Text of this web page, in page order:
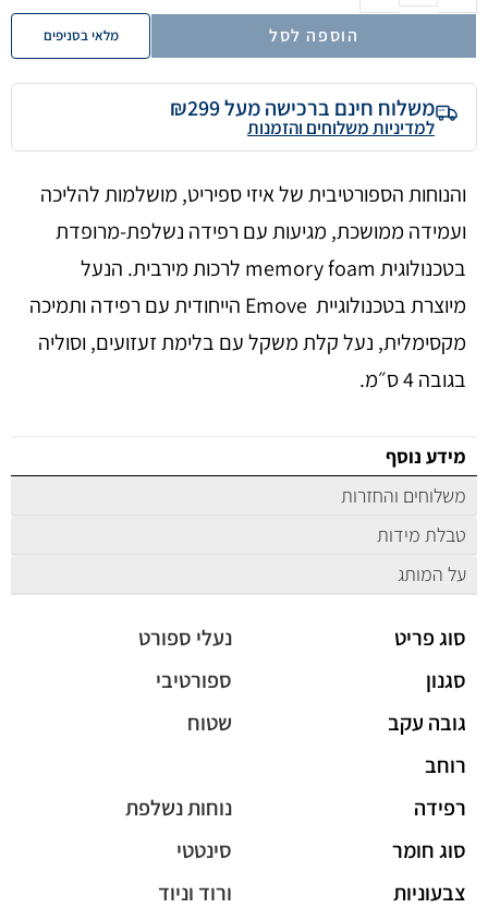
הוספה לסל מלאי בסניפים
משלוח חינם ברכישה מעל ₪299
למדיניות משלוחים והזמנות
והנוחות הספורטיבית של איזי ספיריט, מושלמות להליכה
ועמידה ממושכת, מגיעות עם רפידה נשלפת-מרופדת
בטכנולוגית memory foam לרכות מירבית. הנעל
מיוצרת בטכנולוגיית Emove הייחודית עם רפידה ותמיכה
מקסימלית, נעל קלת משקל עם בלימת זעזועים, וסוליה
בגובה 4 ס״מ.
מידע נוסף
משלוחים והחזרות
טבלת מידות
על המותג
סוג פריט
נעלי ספורט
סגנון
ספורטיבי
גובה עקב
שטוח
רוחב
רפידה
נוחות נשלפת
סוג חומר
סינטטי
צבעוניות
ורוד וניוד